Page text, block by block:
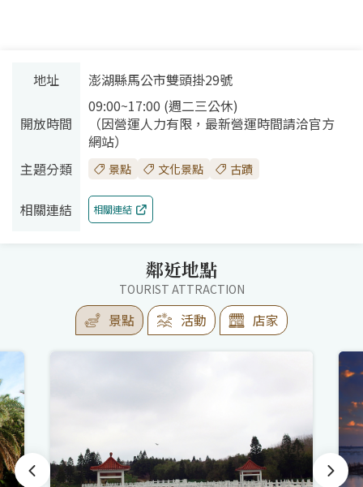
地址 澎湖縣馬公市雙頭掛29號
開放時間
09:00~17:00 (週二三公休)
（因營運人力有限，最新營運時間請洽官方
網站）
主題分類
景點 文化景點 古蹟
相關連結 相關連結
鄰近地點
TOURIST ATTRACTION
景點 活動 店家